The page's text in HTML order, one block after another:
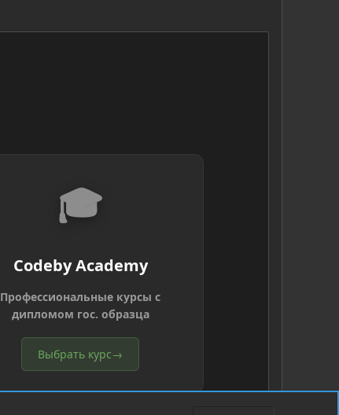
🎓
Codeby Academy
Профессиональные курсы с
дипломом гос. образца
Выбрать курс→